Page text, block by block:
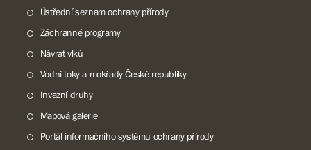
Ústřední seznam ochrany přírody
Záchranné programy
Návrat vlků
Vodní toky a mokřady České republiky
Invazní druhy
Mapová galerie
Portál informačního systému ochrany přírody